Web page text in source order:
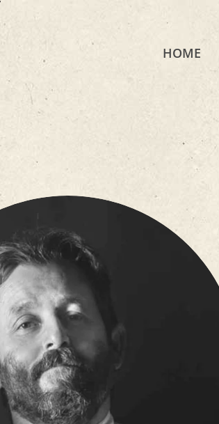
HOME